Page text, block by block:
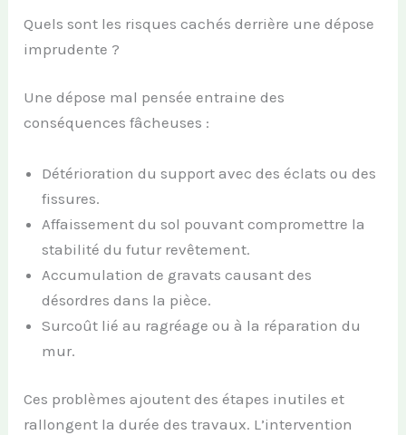
Quels sont les risques cachés derrière une dépose
imprudente ?
Une dépose mal pensée entraine des
conséquences fâcheuses :
Détérioration du support avec des éclats ou des
fissures.
Affaissement du sol pouvant compromettre la
stabilité du futur revêtement.
Accumulation de gravats causant des
désordres dans la pièce.
Surcoût lié au ragréage ou à la réparation du
mur.
Ces problèmes ajoutent des étapes inutiles et
rallongent la durée des travaux. L’intervention